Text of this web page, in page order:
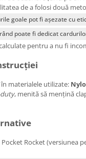
de a folosi două
goale pot fi așezate cu
poate fi dedicat
pentru a nu fi
materialele utilizate:
, menită să mențină
Rocket (versiunea